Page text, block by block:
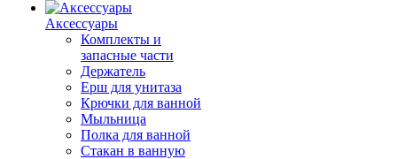
Аксессуары
Комплекты и
запасные части
Держатель
Ерш для унитаза
Крючки для ванной
Мыльница
Полка для ванной
Стакан в ванную